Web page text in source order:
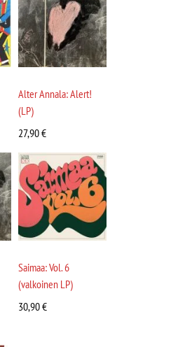
Alter Annala: Alert!
(LP)
27,90€
Saimaa: Vol. 6
(valkoinen LP)
30,90€